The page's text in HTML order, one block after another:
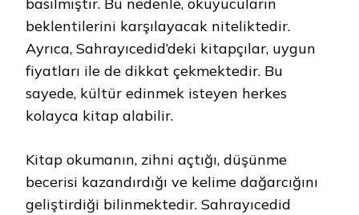
basılmıştır. Bu nedenle, okuyucuların
beklentilerini karşılayacak niteliktedir.
Ayrıca, Sahrayıcedid’deki kitapçılar, uygun
fiyatları ile de dikkat çekmektedir. Bu
sayede, kültür edinmek isteyen herkes
kolayca kitap alabilir.
Kitap okumanın, zihni açtığı, düşünme
becerisi kazandırdığı ve kelime dağarcığını
geliştirdiği bilinmektedir. Sahrayıcedid